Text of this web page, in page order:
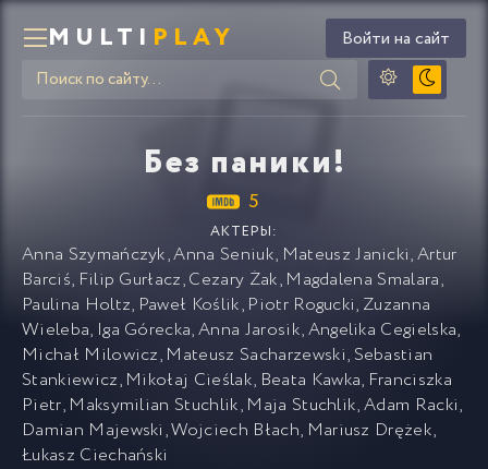
MULTI PLAY Войти на сайт
Без паники!
5
АКТЕРЫ:
Anna Szymańczyk,Anna Seniuk, Mateusz Janicki,Artur
Barciś, Filip Gurłacz,Cezary Żak, Magdalena Smalara,
Paulina Holtz, Paweł Koślik, Piotr Rogucki, Zuzanna
Wieleba, Iga Górecka,Anna Jarosik,Angelika Cegielska,
Michał Milowicz, Mateusz Sacharzewski, Sebastian
Stankiewicz, Mikołaj Cieślak, Beata Kawka, Franciszka
Pietr, Maksymilian Stuchlik, Maja Stuchlik,Adam Racki,
Damian Majewski,Wojciech Błach, Mariusz Drężek,
Łukasz Ciechański